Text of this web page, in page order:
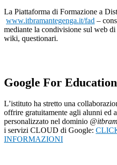
La Piattaforma di Formazione a
www.itbramantegenga.it/fad –
mediante la condivisione sul web
wiki, questionari.
Google For Education
L’istituto ha stretto una
offrire gratuitamente agli alunni ed
personalizzato nel dominio
i servizi CLOUD di Google:
INFORMAZIONI